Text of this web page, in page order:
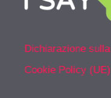
Dichiarazione
Cookie Policy (UE)